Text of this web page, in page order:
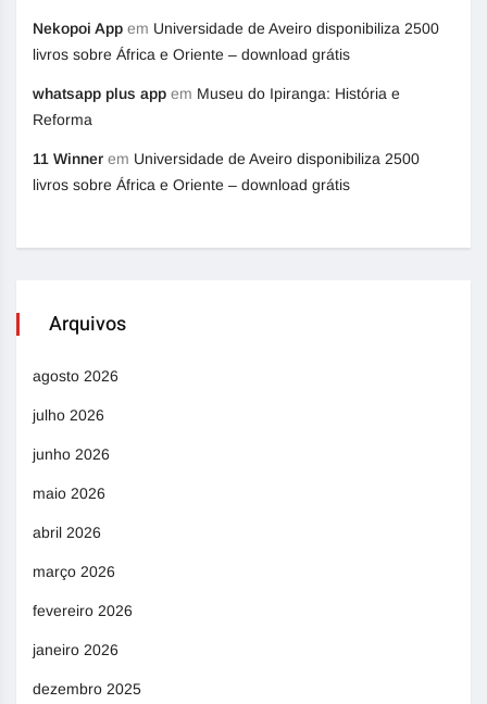
Nekopoi App em Universidade de Aveiro disponibiliza 2500
livros sobre África e Oriente – download grátis
whatsapp plus app em Museu do Ipiranga: História e
Reforma
11 Winner em Universidade de Aveiro disponibiliza 2500
livros sobre África e Oriente – download grátis
Arquivos
agosto 2026
julho 2026
junho 2026
maio 2026
abril 2026
março 2026
fevereiro 2026
janeiro 2026
dezembro 2025